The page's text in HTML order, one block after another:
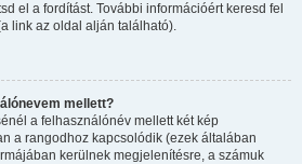
el a fordítást. További információért keresd fel
link az oldal alján található).
mellett?
a felhasználónév mellett két kép
a rangodhoz kapcsolódik (ezek általában
kerülnek megjelenítésre, a számuk